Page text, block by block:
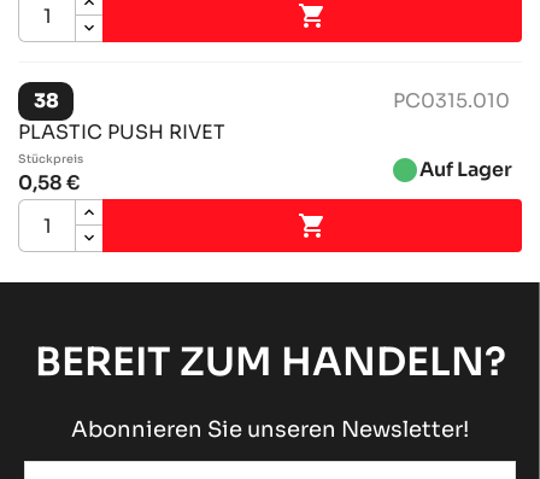

38
PC0315.010
PLASTIC PUSH RIVET
Stückpreis
0,58 € brightness_1Auf Lager

BEREIT ZUM HANDELN?
Abonnieren Sie unseren Newsletter!